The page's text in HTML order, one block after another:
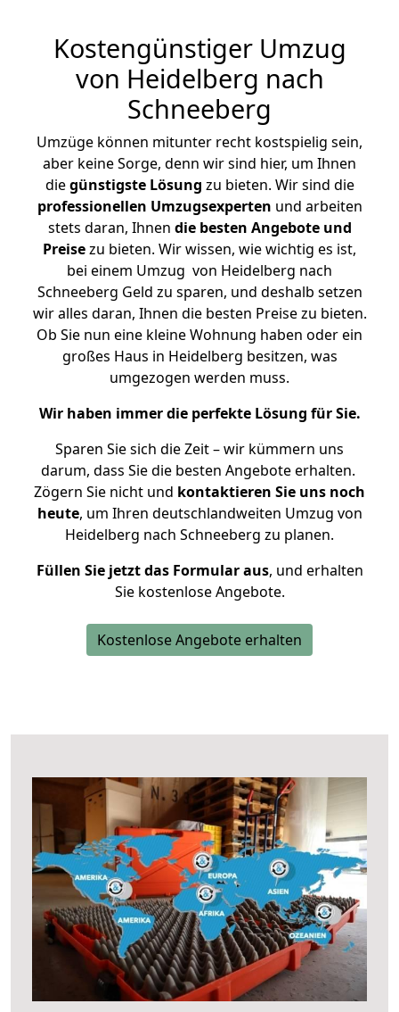
Kostengünstiger Umzug
von Heidelberg nach
Schneeberg
Umzüge können mitunter recht kostspielig sein,
aber keine Sorge, denn wir sind hier, um Ihnen
diegünstigste Lösung zu bieten. Wir sind die
professionellen Umzugsexperten und arbeiten
stets daran, Ihnen die besten Angebote und
Preisezu bieten. Wir wissen, wie wichtig es ist,
bei einem Umzug von Heidelberg nach
Schneeberg Geld zu sparen, und deshalb setzen
wir alles daran, Ihnen die besten Preise zu bieten.
Ob Sie nun eine kleine Wohnung haben oder ein
großes Haus in Heidelberg besitzen, was
umgezogen werden muss.
Wir haben immer die perfekte Lösung für Sie.
Sparen Sie sich die Zeit – wir kümmern uns
darum, dass Sie die besten Angebote erhalten.
Zögern Sie nicht und kontaktieren Sie uns noch
heute, um Ihren deutschlandweiten Umzug von
Heidelberg nach Schneeberg zu planen.
Füllen Sie jetzt das Formular aus, und erhalten
Sie kostenlose Angebote.
Kostenlose Angebote erhalten